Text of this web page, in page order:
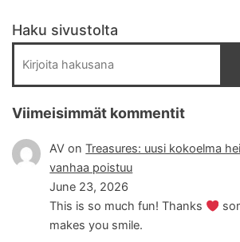
Haku sivustolta
Viimeisimmät kommentit
AV onTreasures: uusi kokoelma
vanhaa poistuu
June 23, 2026
This is so much fun! Thanks
makes you smile.